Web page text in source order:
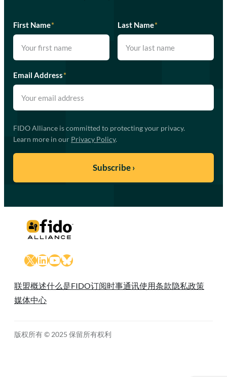
First Name* Last Name*
Email Address*
FIDO Alliance is committed to protecting your privacy.
Learn more in our Privacy Policy.
X LinkedIn
YouTube
Bluesky
联盟概述什么是FIDO订阅时事通讯使用条款隐私政策
媒体中心
版权所有 © 2025 保留所有权利